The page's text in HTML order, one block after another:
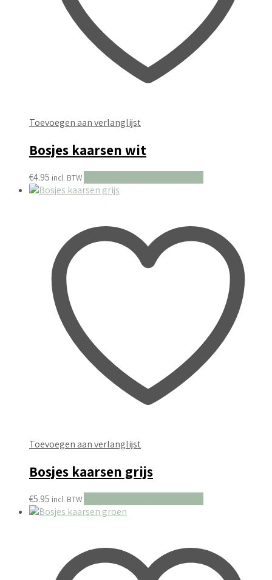
Toevoegen aan verlanglijst
Bosjes kaarsen wit
€4.95 incl. BTW
Toevoegen aan verlanglijst
Bosjes kaarsen grijs
€5.95 incl. BTW